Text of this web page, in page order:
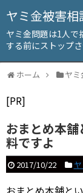
ヤミ金被害相
ヤミ金問題は1人で
する前にストップ
ホーム ヤミ
[PR]
おまとめ本
料ですよ
2017/10/22